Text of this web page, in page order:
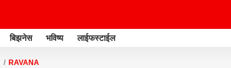
बिझनेस भविष्य लाईफस्टाईल
RAVANA